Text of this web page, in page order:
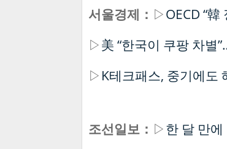
서울경제： ▷OECD “
▷美 “한국이 쿠팡 차별
▷ K테크패스, 중기에도
조선일보： ▷한 달 만